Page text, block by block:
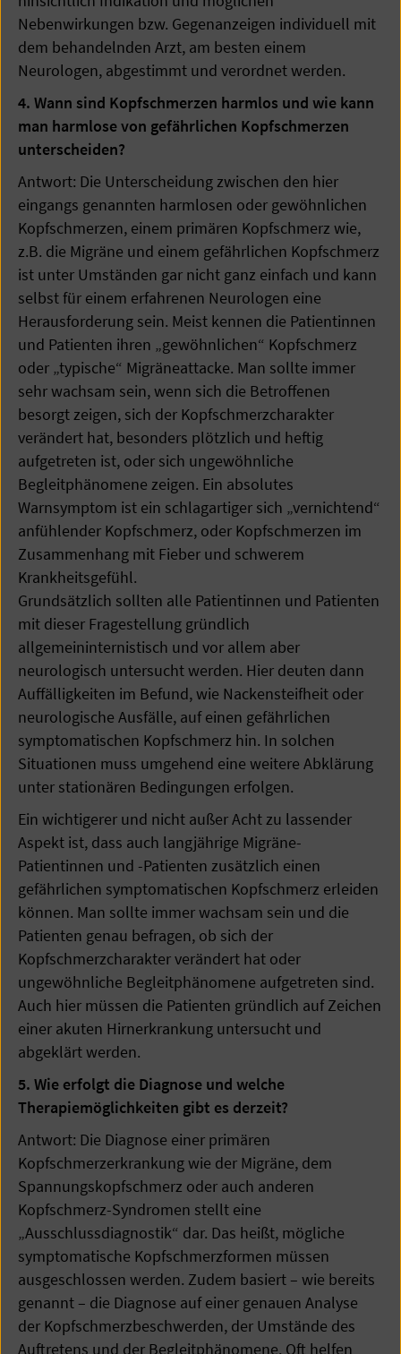
Nebenwirkungen bzw. Gegenanzeigen individuell mit
dem behandelnden Arzt, am besten einem
Neurologen, abgestimmt und verordnet werden.
4. Wann sind Kopfschmerzen harmlos und wie kann
man harmlose von gefährlichen Kopfschmerzen
unterscheiden?
Antwort: Die Unterscheidung zwischen den hier
eingangs genannten harmlosen oder gewöhnlichen
Kopfschmerzen, einem primären Kopfschmerz wie,
z.B. die Migräne und einem gefährlichen Kopfschmerz
ist unter Umständen gar nicht ganz einfach und kann
selbst für einem erfahrenen Neurologen eine
Herausforderung sein. Meist kennen die Patientinnen
und Patienten ihren „gewöhnlichen“ Kopfschmerz
oder „typische“ Migräneattacke. Man sollte immer
sehr wachsam sein, wenn sich die Betroffenen
besorgt zeigen, sich der Kopfschmerzcharakter
verändert hat, besonders plötzlich und heftig
aufgetreten ist, oder sich ungewöhnliche
Begleitphänomene zeigen. Ein absolutes
Warnsymptom ist ein schlagartiger sich „vernichtend“
anfühlender Kopfschmerz, oder Kopfschmerzen im
Zusammenhang mit Fieber und schwerem
Krankheitsgefühl.
Grundsätzlich sollten alle Patientinnen und Patienten
mit dieser Fragestellung gründlich
allgemeininternistisch und vor allem aber
neurologisch untersucht werden. Hier deuten dann
Auffälligkeiten im Befund, wie Nackensteifheit oder
neurologische Ausfälle, auf einen gefährlichen
symptomatischen Kopfschmerz hin. In solchen
Situationen muss umgehend eine weitere Abklärung
unter stationären Bedingungen erfolgen.
Ein wichtigerer und nicht außer Acht zu lassender
Aspekt ist, dass auch langjährige Migräne-
Patientinnen und -Patienten zusätzlich einen
gefährlichen symptomatischen Kopfschmerz erleiden
können. Man sollte immer wachsam sein und die
Patienten genau befragen, ob sich der
Kopfschmerzcharakter verändert hat oder
ungewöhnliche Begleitphänomene aufgetreten sind.
Auch hier müssen die Patienten gründlich auf Zeichen
einer akuten Hirnerkrankung untersucht und
abgeklärt werden.
5. Wie erfolgt die Diagnose und welche
Therapiemöglichkeiten gibt es derzeit?
Antwort: Die Diagnose einer primären
Kopfschmerzerkrankung wie der Migräne, dem
Spannungskopfschmerz oder auch anderen
Kopfschmerz-Syndromen stellt eine
„Ausschlussdiagnostik“ dar. Das heißt, mögliche
symptomatische Kopfschmerzformen müssen
ausgeschlossen werden. Zudem basiert – wie bereits
genannt – die Diagnose auf einer genauen Analyse
der Kopfschmerzbeschwerden, der Umstände des
Auftretens und der Begleitphänomene. Oft helfen